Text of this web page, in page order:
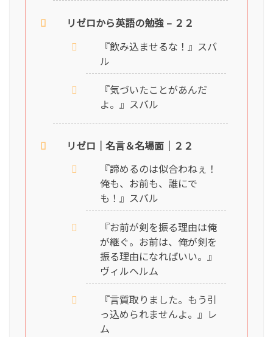
リゼロから英語の勉強 – ２２
『飲み込ませるな！』スバ
ル
『気づいたことがあんだ
よ。』スバル
リゼロ｜名言＆名場面｜２２
『諦めるのは似合わねぇ！
俺も、お前も、誰にで
も！』スバル
『お前が剣を振る理由は俺
が継ぐ。お前は、俺が剣を
振る理由になればいい。』
ヴィルヘルム
『言質取りました。もう引
っ込められませんよ。』レ
ム